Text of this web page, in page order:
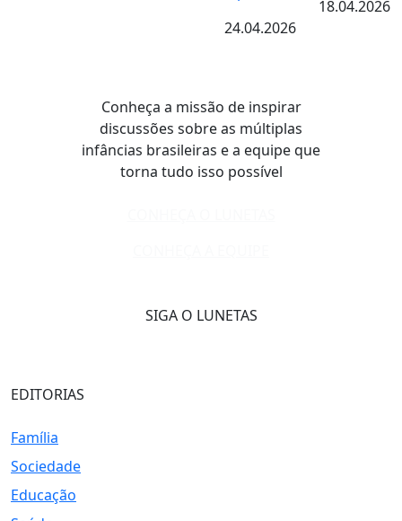
24.04.2026
18.04.2026
Conheça a missão de inspirar
discussões sobre as múltiplas
infâncias brasileiras e a equipe que
torna tudo isso possível
SIGA O LUNETAS
EDITORIAS
Família
Sociedade
Educação